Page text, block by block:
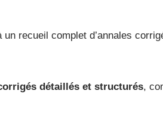
un recueil complet d’annales
détaillés et structurés,